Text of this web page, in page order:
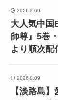
2026.8.09
大人気中国
師尊』5巻
より順次配
2026.8.09
【淡路島